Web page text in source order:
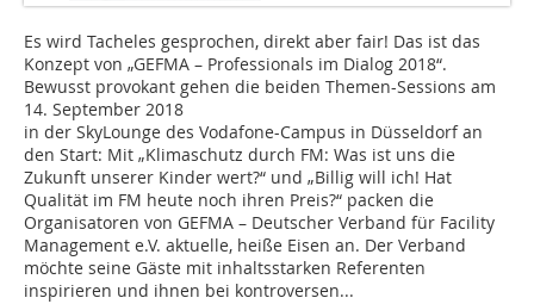
Es wird Tacheles gesprochen, direkt aber fair! Das ist das
Konzept von „GEFMA – Professionals im Dialog 2018“.
Bewusst provokant gehen die beiden Themen-Sessions am
14. September 2018
in der SkyLounge des Vodafone-Campus in Düsseldorf an
den Start: Mit „Klimaschutz durch FM: Was ist uns die
Zukunft unserer Kinder wert?“ und „Billig will ich! Hat
Qualität im FM heute noch ihren Preis?“ packen die
Organisatoren von GEFMA – Deutscher Verband für Facility
Management e.V. aktuelle, heiße Eisen an. Der Verband
möchte seine Gäste mit inhaltsstarken Referenten
inspirieren und ihnen bei kontroversen...